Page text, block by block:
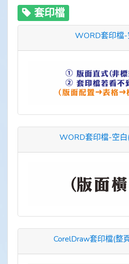
套印檔
WORD套印檔-
WORD套印檔-空
CorelDraw套印檔(整